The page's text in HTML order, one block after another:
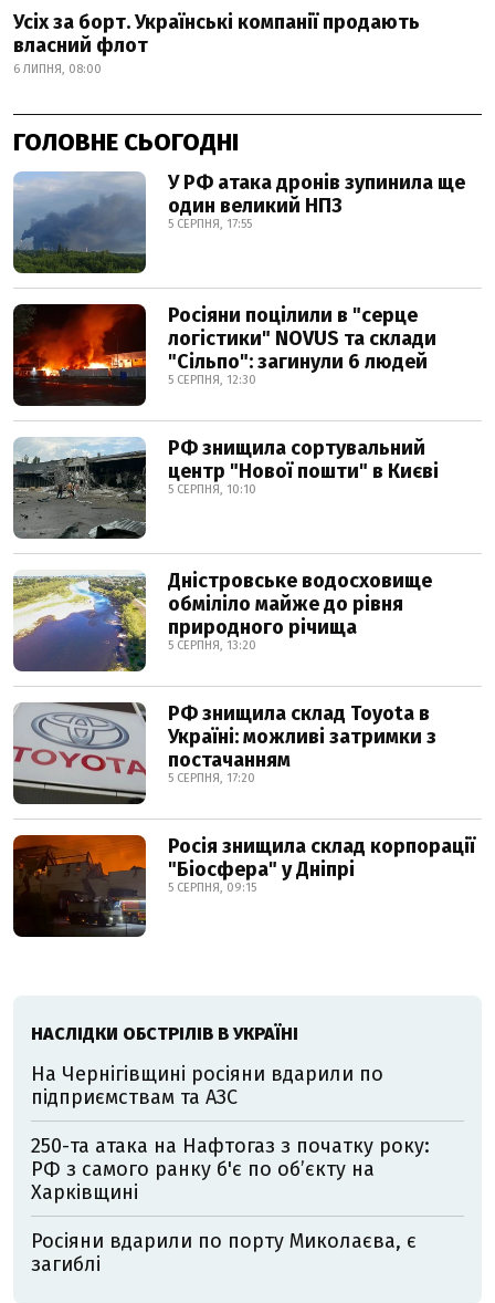
Усіх за борт. Українські компанії продають
власний флот
6 ЛИПНЯ, 08:00
ГОЛОВНЕ СЬОГОДНІ
У РФ атака дронів зупинила ще
один великий НПЗ
5 СЕРПНЯ, 17:55
Росіяни поцілили в "серце
логістики" NOVUS та склади
"Сільпо": загинули 6 людей
5 СЕРПНЯ, 12:30
РФ знищила сортувальний
центр "Нової пошти" в Києві
5 СЕРПНЯ, 10:10
Дністровське водосховище
обміліло майже до рівня
природного річища
5 СЕРПНЯ, 13:20
РФ знищила склад Toyota в
Україні: можливі затримки з
постачанням
5 СЕРПНЯ, 17:20
Росія знищила склад корпорації
"Біосфера" у Дніпрі
5 СЕРПНЯ, 09:15
НАСЛІДКИ ОБСТРІЛІВ В УКРАЇНІ
На Чернігівщині росіяни вдарили по
підприємствам та АЗС
250-та атака на Нафтогаз з початку року:
РФ з самого ранку б'є по об’єкту на
Харківщині
Росіяни вдарили по порту Миколаєва, є
загиблі